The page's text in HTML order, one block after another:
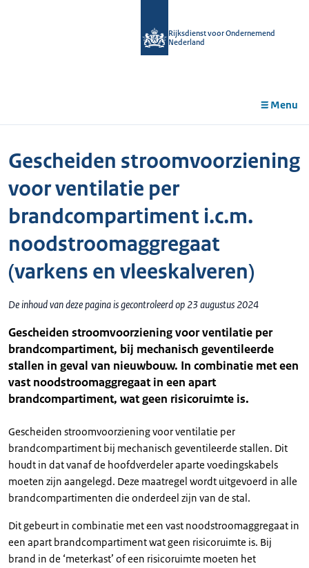
Rijksdienst voor Ondernemend
Nederland
Menu
Gescheiden stroomvoorziening
voor ventilatie per
brandcompartiment i.c.m.
noodstroomaggregaat
(varkens en vleeskalveren)
De inhoud van deze pagina is gecontroleerd op 23 augustus 2024
Gescheiden stroomvoorziening voor ventilatie per
brandcompartiment, bij mechanisch geventileerde
stallen in geval van nieuwbouw. In combinatie met een
vast noodstroomaggregaat in een apart
brandcompartiment, wat geen risicoruimte is.
Gescheiden stroomvoorziening voor ventilatie per
brandcompartiment bij mechanisch geventileerde stallen. Dit
houdt in dat vanaf de hoofdverdeler aparte voedingskabels
moeten zijn aangelegd. Deze maatregel wordt uitgevoerd in alle
brandcompartimenten die onderdeel zijn van de stal.
Dit gebeurt in combinatie met een vast noodstroomaggregaat in
een apart brandcompartiment wat geen risicoruimte is. Bij
brand in de ‘meterkast’ of een risicoruimte moeten het